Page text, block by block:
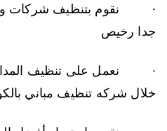
· نقوم بتنظيف شركات
جدا رخيص
· نعمل على تنظيف
خلال شركه تنظيف مباني